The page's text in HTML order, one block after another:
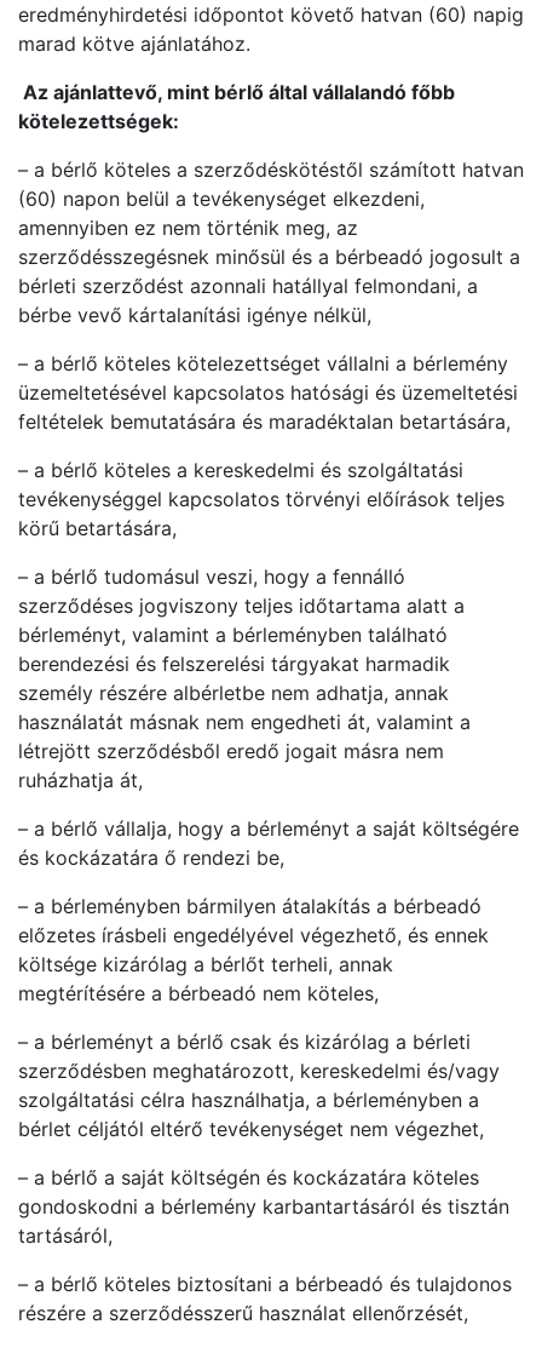
eredményhirdetési időpontot követő hatvan (60) napig
marad kötve ajánlatához.
Az ajánlattevő, mint bérlő által vállalandó főbb
kötelezettségek:
– a bérlő köteles a szerződéskötéstől számított hatvan
(60) napon belül a tevékenységet elkezdeni,
amennyiben ez nem történik meg, az
szerződésszegésnek minősül és a bérbeadó jogosult a
bérleti szerződést azonnali hatállyal felmondani, a
bérbe vevő kártalanítási igénye nélkül,
– a bérlő köteles kötelezettséget vállalni a bérlemény
üzemeltetésével kapcsolatos hatósági és üzemeltetési
feltételek bemutatására és maradéktalan betartására,
– a bérlő köteles a kereskedelmi és szolgáltatási
tevékenységgel kapcsolatos törvényi előírások teljes
körű betartására,
– a bérlő tudomásul veszi, hogy a fennálló
szerződéses jogviszony teljes időtartama alatt a
bérleményt, valamint a bérleményben található
berendezési és felszerelési tárgyakat harmadik
személy részére albérletbe nem adhatja, annak
használatát másnak nem engedheti át, valamint a
létrejött szerződésből eredő jogait másra nem
ruházhatja át,
– a bérlő vállalja, hogy a bérleményt a saját költségére
és kockázatára ő rendezi be,
– a bérleményben bármilyen átalakítás a bérbeadó
előzetes írásbeli engedélyével végezhető, és ennek
költsége kizárólag a bérlőt terheli, annak
megtérítésére a bérbeadó nem köteles,
– a bérleményt a bérlő csak és kizárólag a bérleti
szerződésben meghatározott, kereskedelmi és/vagy
szolgáltatási célra használhatja, a bérleményben a
bérlet céljától eltérő tevékenységet nem végezhet,
– a bérlő a saját költségén és kockázatára köteles
gondoskodni a bérlemény karbantartásáról és tisztán
tartásáról,
– a bérlő köteles biztosítani a bérbeadó és tulajdonos
részére a szerződésszerű használat ellenőrzését,